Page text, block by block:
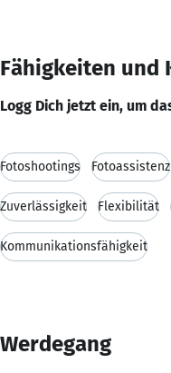
Fähigkeiten und
Logg Dich jetzt ein, um
Fotoshootings Fotoassistenz
Zuverlässigkeit Flexibilität
Kommunikationsfähigkeit
Werdegang